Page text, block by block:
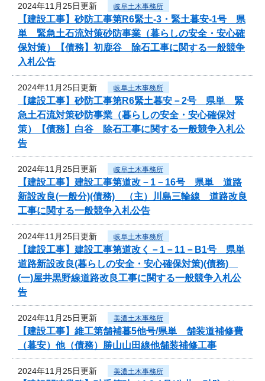
2024年11月25日更新 岐阜土木事務所
【建設工事】砂防工事第R6緊土-3・緊土暮安-1号 県
単 緊急土石流対策砂防事業（暮らしの安全・安心確
保対策）【債務】初鹿谷 除石工事に関する一般競争
入札公告
2024年11月25日更新 岐阜土木事務所
【建設工事】砂防工事第R6緊土暮安－2号 県単 緊
急土石流対策砂防事業（暮らしの安全・安心確保対
策）【債務】白谷 除石工事に関する一般競争入札公
告
2024年11月25日更新 岐阜土木事務所
【建設工事】建設工事第道改－1－16号 県単 道路
新設改良(一般分)(債務) （主）川島三輪線 道路改良
工事に関する一般競争入札公告
2024年11月25日更新 岐阜土木事務所
【建設工事】建設工事第道改く－1－11－B1号 県単
道路新設改良(暮らしの安全・安心確保対策)(債務)
(一)屋井黒野線道路改良工事に関する一般競争入札公
告
2024年11月25日更新 美濃土木事務所
【建設工事】維工第舗補暮5他号/県単 舗装道補修費
（暮安）他（債務）勝山山田線他舗装補修工事
2024年11月25日更新 美濃土木事務所